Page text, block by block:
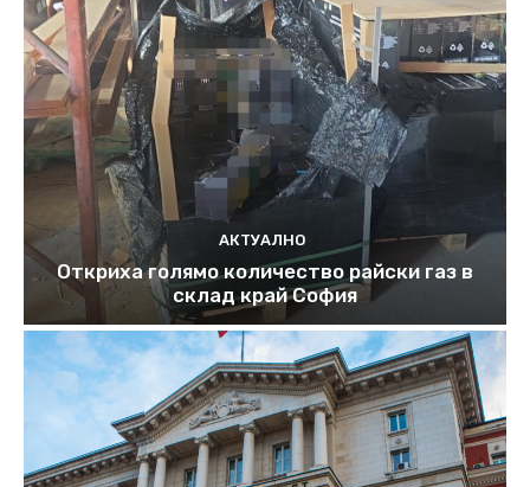
АКТУАЛНО
Откриха голямо количество райски газ в
склад край София